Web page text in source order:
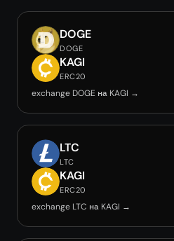
DOGE
DOGE
KAGI
ERC20
exchange DOGE на KAGI →
LTC
LTC
KAGI
ERC20
exchange LTC на KAGI →